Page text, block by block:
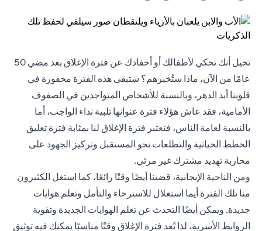
تخيل أنك تحكي لأطفالك أو أحفادك عن فترة الإغلاق بعد مضي 50
عامًا من الآن، ماذا ستُخبرهم؟ ستبقى هذه الفترة محفورة في
قلوبنا أبد الدهر، وبالنسبة للأشخاص المتواجدين في الصفوف
الأمامية، فقد عاش هؤلاء فترة عنوانها تلبية نداء الواجب، أما
بالنسبة لعامة الناس، فتعتبر فترة الإغلاق لنا بمثابة فترة تعليق
الخطط الحياتية والتطلعات نحو المستقبل وتركيز الجهود على
محاربة تهديد مشترك غير مرئي.
ومن الناحية الإيجابية، قضينا أيضًا وقتًا رائعًا، كما استغل الكثيرون
منا تلك الفترة أيما استغلال للاسترخاء والتأمل وتعلم هوايات
جديدة. ويمكن أيضًا التحدث عن تعلم الهوايات الجديدة وتقوية
الروابط الأسرية، لذا تُعد فترة الإغلاق وقتًا مناسبًا يمكنك فيه توثيق